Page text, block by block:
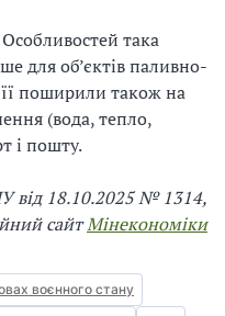
така
для об’єктів паливно-
її поширили також на
(вода, тепло,
і пошту.
від 18.10.2025 № 1314,
сайтМінекономіки
воєнного стану